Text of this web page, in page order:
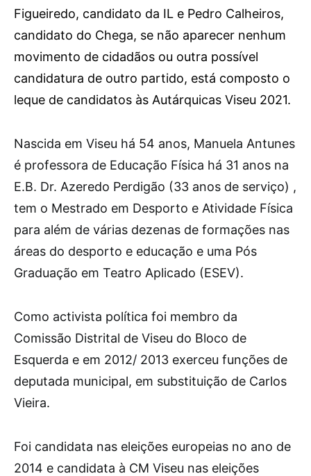
Figueiredo, candidato da IL e Pedro Calheiros,
candidato do Chega, se não aparecer nenhum
movimento de cidadãos ou outra possível
candidatura de outro partido, está composto o
leque de candidatos às Autárquicas Viseu 2021.
Nascida em Viseu há 54 anos, Manuela Antunes
é professora de Educação Física há 31 anos na
E.B. Dr. Azeredo Perdigão (33 anos de serviço) ,
tem o Mestrado em Desporto e Atividade Física
para além de várias dezenas de formações nas
áreas do desporto e educação e uma Pós
Graduação em Teatro Aplicado (ESEV).
Como activista política foi membro da
Comissão Distrital de Viseu do Bloco de
Esquerda e em 2012/ 2013 exerceu funções de
deputada municipal, em substituição de Carlos
Vieira.
Foi candidata nas eleições europeias no ano de
2014 e candidata à CM Viseu nas eleições